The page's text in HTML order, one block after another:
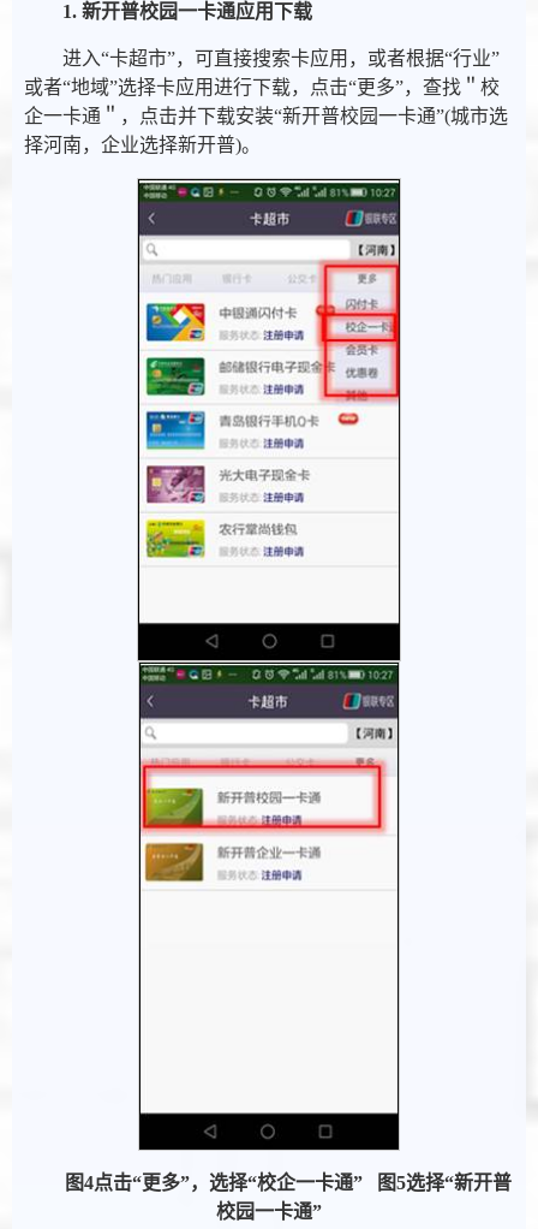
1. 新开普校园一卡通应用下载
进入“卡超市”，可直接搜索卡应用，或者根据“行业”
或者“地域”选择卡应用进行下载，点击“更多”，查找＂校
企一卡通＂，点击并下载安装“新开普校园一卡通”(城市选
择河南，企业选择新开普)。
图4点击“更多”，选择“校企一卡通” 图5选择“新开普
校园一卡通”